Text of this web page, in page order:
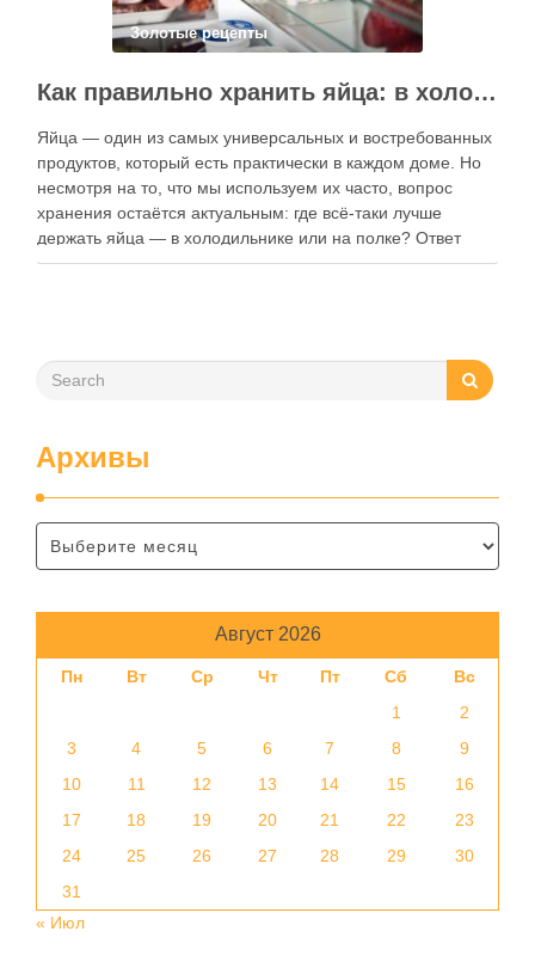
Золотые рецепты
Как правильно хранить яйца: в холодильнике или на полке?
Яйца — один из самых универсальных и востребованных
продуктов, который есть практически в каждом доме. Но
несмотря на то, что мы используем их часто, вопрос
хранения остаётся актуальным: где всё-таки лучше
держать яйца — в холодильнике или на полке? Ответ
зависит от нескольких факторов, включая температуру
Архивы
Август 2026
Пн Вт Ср Чт Пт Сб
Вс
1
2
3
4 5 6 7 8
9
10
11 12 13 14 15
16
17
18 19 20 21 22
23
24
25 26 27 28 29
30
31
« Июл